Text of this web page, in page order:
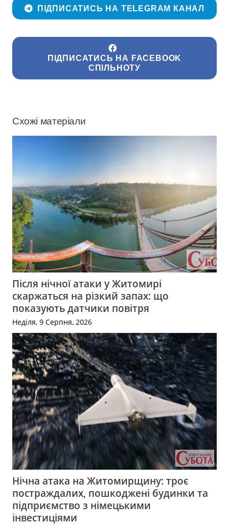
ПІДПИСАТИСЬ НА TELEGRAM КАНАЛ
ПІДПИСАТИСЬ НА FACEBOOK
СПІЛЬНОТУ
Схожі матеріали
Після нічної атаки у Житомирі
скаржаться на різкий запах: що
показують датчики повітря
Неділя, 9 Серпня, 2026
Нічна атака на Житомирщину: троє
постраждалих, пошкоджені будинки та
підприємство з німецькими
інвестиціями